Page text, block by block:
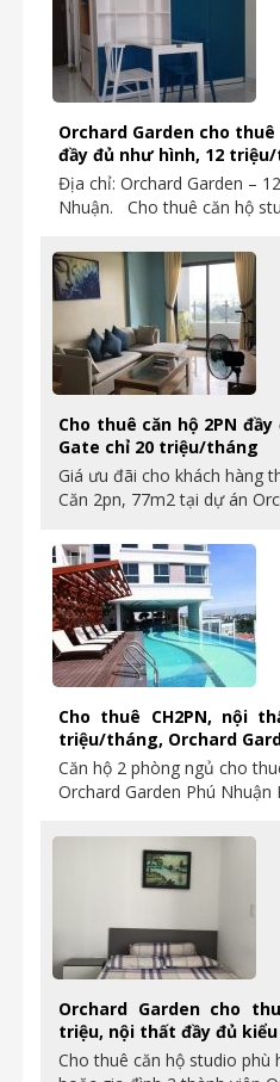
Orchard Garden cho
đầy đủ như hình, 12
Địa chỉ: Orchard Garden –
Nhuận. Cho thuê căn hộ
Cho thuê căn hộ 2PN
Gate chỉ 20 triệu/tháng
Giá ưu đãi cho khách hàng
Căn 2pn, 77m2 tại dự án
Cho thuê CH2PN, nội
triệu/tháng, Orchard
Căn hộ 2 phòng ngủ cho
Orchard Garden Phú
Orchard Garden cho
triệu, nội thất đầy đủ
Cho thuê căn hộ studio phù